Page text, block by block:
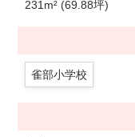
231m² (69.88坪)
雀部小学校